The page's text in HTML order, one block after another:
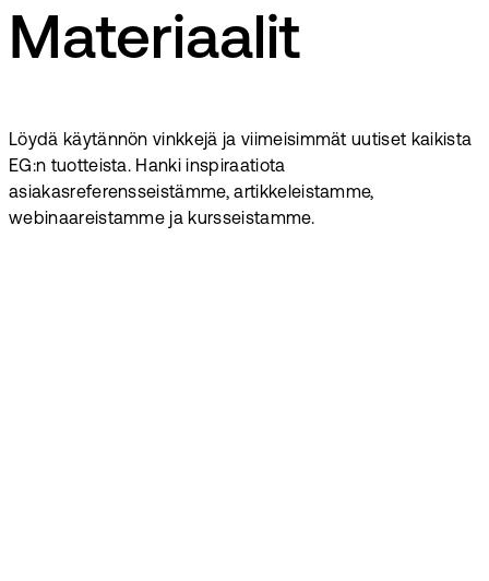
Materiaalit
Löydä käytännön vinkkejä ja viimeisimmät uutiset kaikista
EG:n tuotteista. Hanki inspiraatiota
asiakasreferensseistämme, artikkeleistamme,
webinaareistamme ja kursseistamme.